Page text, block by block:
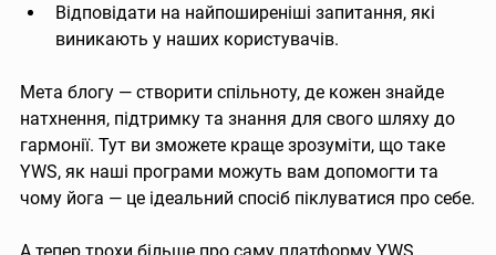
Відповідати на найпоширеніші запитання, які
виникають у наших користувачів.
Мета блогу — створити спільноту, де кожен знайде
натхнення, підтримку та знання для свого шляху до
гармонії. Тут ви зможете краще зрозуміти, що таке
YWS, як наші програми можуть вам допомогти та
чому йога — це ідеальний спосіб піклуватися про себе.